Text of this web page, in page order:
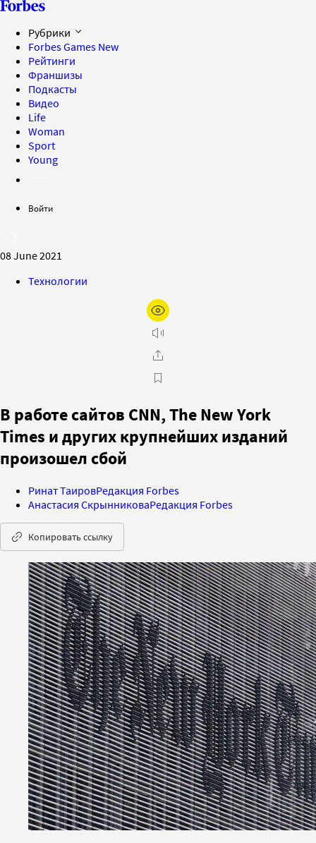
Рубрики
Forbes Games New
Рейтинги
Франшизы
Подкасты
Видео
Life
Woman
Sport
Young
Войти
08 June 2021
Технологии
В работе сайтов CNN, The New York
Times и других крупнейших изданий
произошел сбой
Ринат ТаировРедакция Forbes
Анастасия СкрынниковаРедакция Forbes
Копировать ссылку